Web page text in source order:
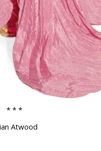
* * *
Atwood